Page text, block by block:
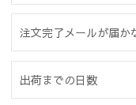
注文完了メールが届か
出荷までの日数